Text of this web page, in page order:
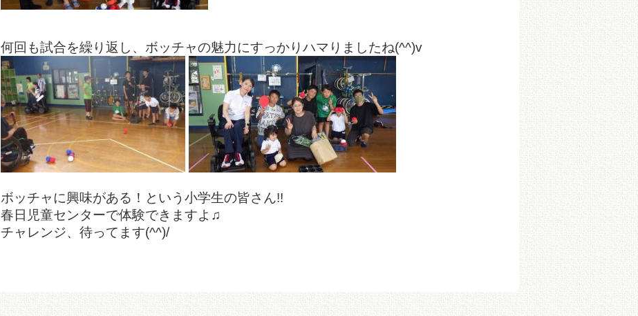
何回も試合を繰り返し、ボッチャの魅力にすっかりハマりましたね(^^)v
ボッチャに興味がある！という小学生の皆さん!!
春日児童センターで体験できますよ♫
チャレンジ、待ってます(^^)/